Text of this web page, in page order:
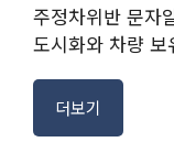
주정차위반 문자
도시화와 차량
더보기